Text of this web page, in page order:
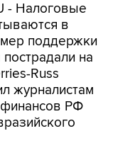
- Налоговые
в
поддержки
на
Russ
журналистам
финансов РФ